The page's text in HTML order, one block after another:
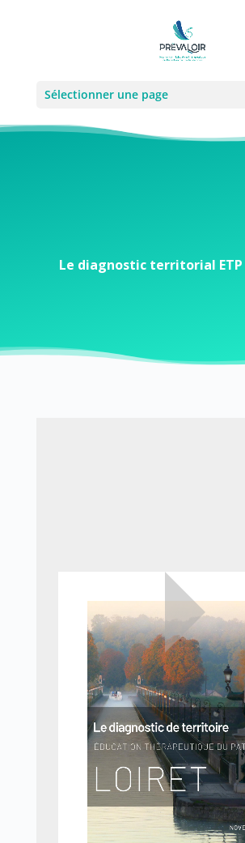
Sélectionner une page
Le diagnostic territorial